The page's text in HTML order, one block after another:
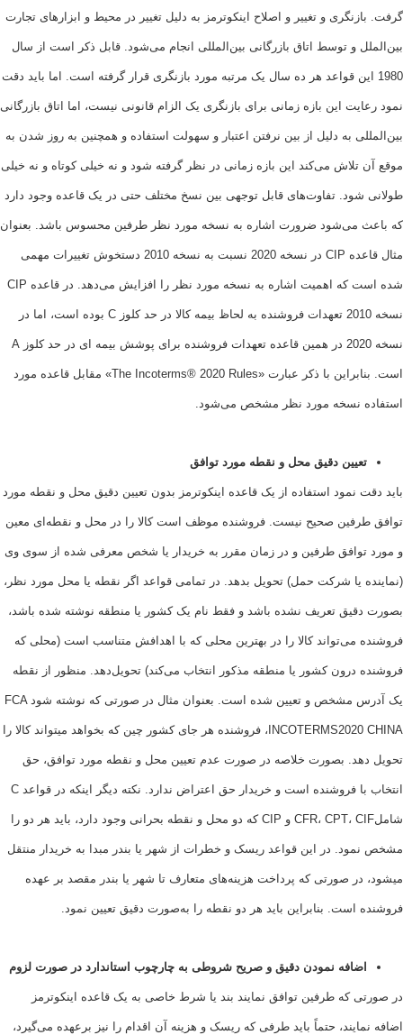
و تغییر و اصلاح اینکوترمز به دلیل تغییر در محیط و ابزارهای تجارت
و توسط اتاق بازرگانی بین‌المللی انجام می‌شود. قابل ذکر است از سال
این قواعد هر ده سال یک مرتبه مورد بازنگری قرار گرفته است. اما باید دقت
این بازه زمانی برای بازنگری یک الزام قانونی نیست، اما اتاق بازرگانی
به دلیل از بین نرفتن اعتبار و سهولت استفاده و همچنین به روز شدن به
تلاش می‌کند این بازه زمانی در نظر گرفته شود و نه خیلی کوتاه و نه خیلی
تفاوت‌های قابل توجهی بین نسخ مختلف حتی در یک قاعده وجود دارد
می‌شود ضرورت اشاره به نسخه مورد نظر طرفین محسوس باشد. بعنوان
مثال قاعده CIP در نسخه 2020 نسبت به نسخه 2010 دستخوش تغییرات مهمی
شده است که اهمیت اشاره به نسخه مورد نظر را افزایش می‌دهد. در قاعده CIP
نسخه 2010 تعهدات فروشنده به لحاظ بیمه کالا در حد کلوز C بوده است، اما در
نسخه 2020 در همین قاعده تعهدات فروشنده برای پوشش بیمه ای در حد کلوز A
است. بنابراین با ذکر عبارت «The Incoterms® 2020 Rules» مقابل قاعده مورد
نسخه مورد نظر مشخص می‌شود.
دقیق محل و نقطه مورد توافق
نمود استفاده از یک قاعده اینکوترمز بدون تعیین دقیق محل و نقطه مورد
صحیح نیست. فروشنده موظف است کالا را در محل و نقطه‌ای معین
طرفین و در زمان مقرر به خریدار یا شخص معرفی شده از سوی وی
یا شرکت حمل) تحویل بدهد. در تمامی قواعد اگر نقطه یا محل مورد نظر،
تعریف نشده باشد و فقط نام یک کشور یا منطقه نوشته شده باشد،
می‌تواند کالا را در بهترین محلی که با اهدافش متناسب است (محلی که
درون کشور یا منطقه مذکور انتخاب می‌کند) تحویل‌دهد. منظور از نقطه
یک آدرس مشخص و تعیین شده است. بعنوان مثال در صورتی که نوشته شود FCA
INCOTERMS2020 CHINA، فروشنده هر جای کشور چین که بخواهد میتواند کالا را
بصورت خلاصه در صورت عدم تعیین محل و نقطه مورد توافق، حق
انتخاب با فروشنده است و خریدار حق اعتراض ندارد. نکته دیگر اینکه در قواعد C
شاملCFR، CPT، CIF و CIP که دو محل و نقطه بحرانی وجود دارد، باید هر دو را
در این قواعد ریسک و خطرات از شهر یا بندر مبدا به خریدار منتقل
صورتی که پرداخت هزینه‌های متعارف تا شهر یا بندر مقصد بر عهده
است. بنابراین باید هر دو نقطه را به‌صورت دقیق تعیین نمود.
نمودن دقیق و صریح شروطی به چارچوب استاندارد در صورت لزوم
که طرفین توافق نمایند بند یا شرط خاصی به یک قاعده اینکوترمز
حتماً باید طرفی که ریسک و هزینه آن اقدام را نیز برعهده می‌گیرد،